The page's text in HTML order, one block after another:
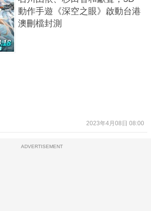
動作手遊《深空之眼》啟動台港
澳刪檔封測
2023年4月08日 08:00
ADVERTISEMENT